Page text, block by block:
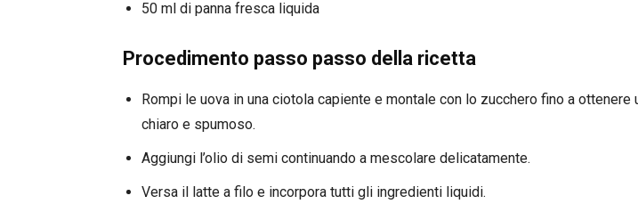
50 ml di panna fresca liquida
Procedimento passo passo della ricetta
Rompi le uova in una ciotola capiente e montale con lo zucchero fino a ottenere
chiaro e spumoso.
Aggiungi l’olio di semi continuando a mescolare delicatamente.
Versa il latte a filo e incorpora tutti gli ingredienti liquidi.